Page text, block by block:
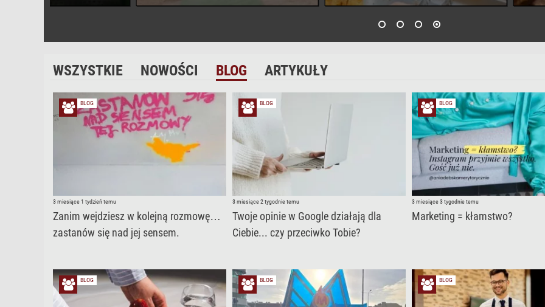
WSZYSTKIE NOWOŚCI BLOG ARTYKUŁY
BLOG
3 miesiące 1 tydzień temu
Zanim wejdziesz w kolejną rozmowę…
zastanów się nad jej sensem.
BLOG
3 miesiące 2 tygodnie temu
Twoje opinie w Google działają dla
Ciebie... czy przeciwko Tobie?
BLOG
3 miesiące 3 tygodnie temu
Marketing = kłamstwo?
BLOG BLOG BLOG